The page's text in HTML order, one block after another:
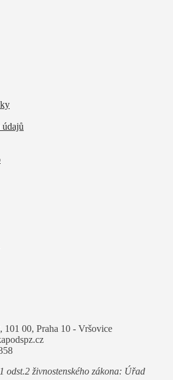
údajů
101 00, Praha 10 - Vršovice
odst.2 živnostenského zákona: Úřad